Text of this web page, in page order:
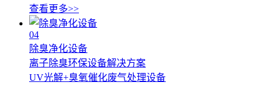
查看更多>>
04
除臭净化设备
离子除臭环保设备解决方案
UV光解+臭氧催化废气处理设备